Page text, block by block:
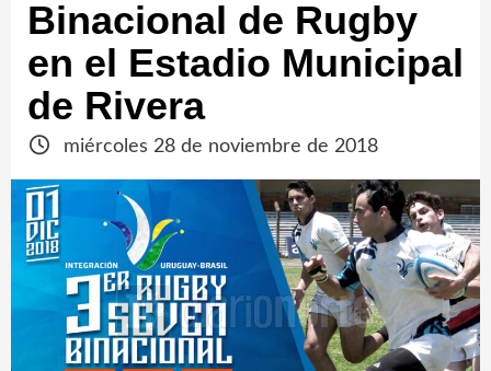
Binacional de Rugby
en el Estadio Municipal
de Rivera
miércoles 28 de noviembre de 2018